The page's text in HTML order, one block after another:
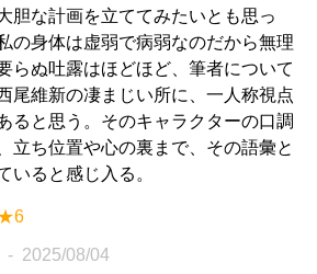
胆な計画を立ててみたいとも思っ
の身体は虚弱で病弱なのだから無理
らぬ吐露はほどほど、筆者について
尾維新の凄まじい所に、一人称視点
ると思う。そのキャラクターの口調
立ち位置や心の裏まで、その語彙と
いると感じ入る。
2025/08/04